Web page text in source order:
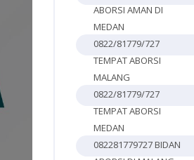
ABORSI AMAN DI
MEDAN
0822/81779/727
TEMPAT ABORSI
MALANG
0822/81779/727
TEMPAT ABORSI
MEDAN
082281779727 BIDAN